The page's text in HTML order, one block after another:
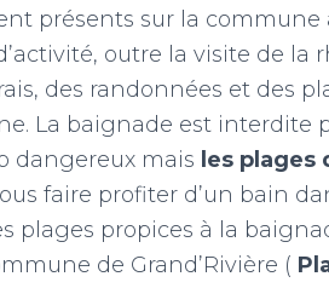
présents sur la commune
outre la visite de
des randonnées et des
La baignade est interdite
dangereux mais les plages
faire profiter d’un bain
plages propices à la
de Grand’Rivière (